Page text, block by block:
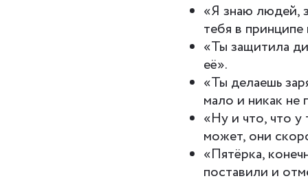
«Я знаю людей,
тебя в принципе
«Ты защитила
её».
«Ты делаешь
мало и никак не
«Ну и что, что у
может, они
«Пятёрка,
поставили и